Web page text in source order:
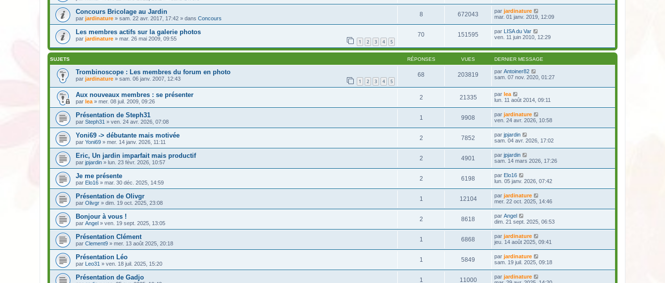
Concours Bricolage au Jardin
par jardinature » sam. 22 avr. 2017, 17:42 » dans Concours
8 672043 par jardinature
mar. 01 janv. 2019, 12:09
Les membres actifs sur la galerie photos
par jardinature » mar. 26 mai 2009, 09:55 1 2 3 4 5
70 151595 par LISA du Var
ven. 11 juin 2010, 12:29
SUJETS RÉPONSES VUES DERNIER MESSAGE
Trombinoscope : Les membres du forum en photo
par jardinature » sam. 06 janv. 2007, 12:43 1 2 3 4 5
68 203819 par Antoiner82
sam. 07 nov. 2020, 01:27
Aux nouveaux membres : se présenter
par lea » mer. 08 juil. 2009, 09:26
2 21335 par lea
lun. 11 août 2014, 09:11
Présentation de Steph31
par Steph31 » ven. 24 avr. 2026, 07:08
1 9908 par jardinature
ven. 24 avr. 2026, 10:58
Yoni69 -> débutante mais motivée
par Yoni69 » mer. 14 janv. 2026, 11:11
2 7852 par jpjardin
sam. 04 avr. 2026, 17:02
Eric, Un jardin imparfait mais productif
par jpjardin » lun. 23 févr. 2026, 10:57
2 4901 par jpjardin
sam. 14 mars 2026, 17:26
Je me présente
par Elo16 » mar. 30 déc. 2025, 14:59
2 6198 par Elo16
lun. 05 janv. 2026, 07:42
Présentation de Olivgr
par Olivgr » dim. 19 oct. 2025, 23:08
1 12104 par jardinature
mer. 22 oct. 2025, 14:46
Bonjour à vous !
par Angel » ven. 19 sept. 2025, 13:05
2 8618 par Angel
dim. 21 sept. 2025, 06:53
Présentation Clément
par Clement9 » mer. 13 août 2025, 20:18
1 6868 par jardinature
jeu. 14 août 2025, 09:41
Présentation Léo
par Leo31 » ven. 18 juil. 2025, 15:20
1 5849 par jardinature
sam. 19 juil. 2025, 09:18
Présentation de Gadjo 1 11000 par jardinature